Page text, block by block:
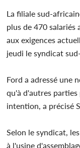
La filiale sud-
plus de 470
aux exigences
jeudi le syndicat
Ford a adressé une
qu'à d'autres
intention, a précisé
Selon le syndicat,
à l'usine